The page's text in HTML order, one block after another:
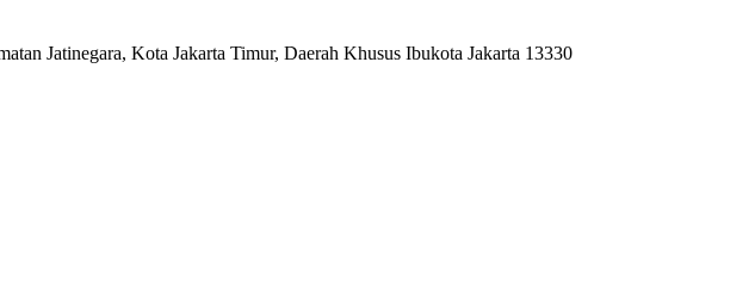
Jatinegara, Kota Jakarta Timur, Daerah Khusus Ibukota Jakarta 13330